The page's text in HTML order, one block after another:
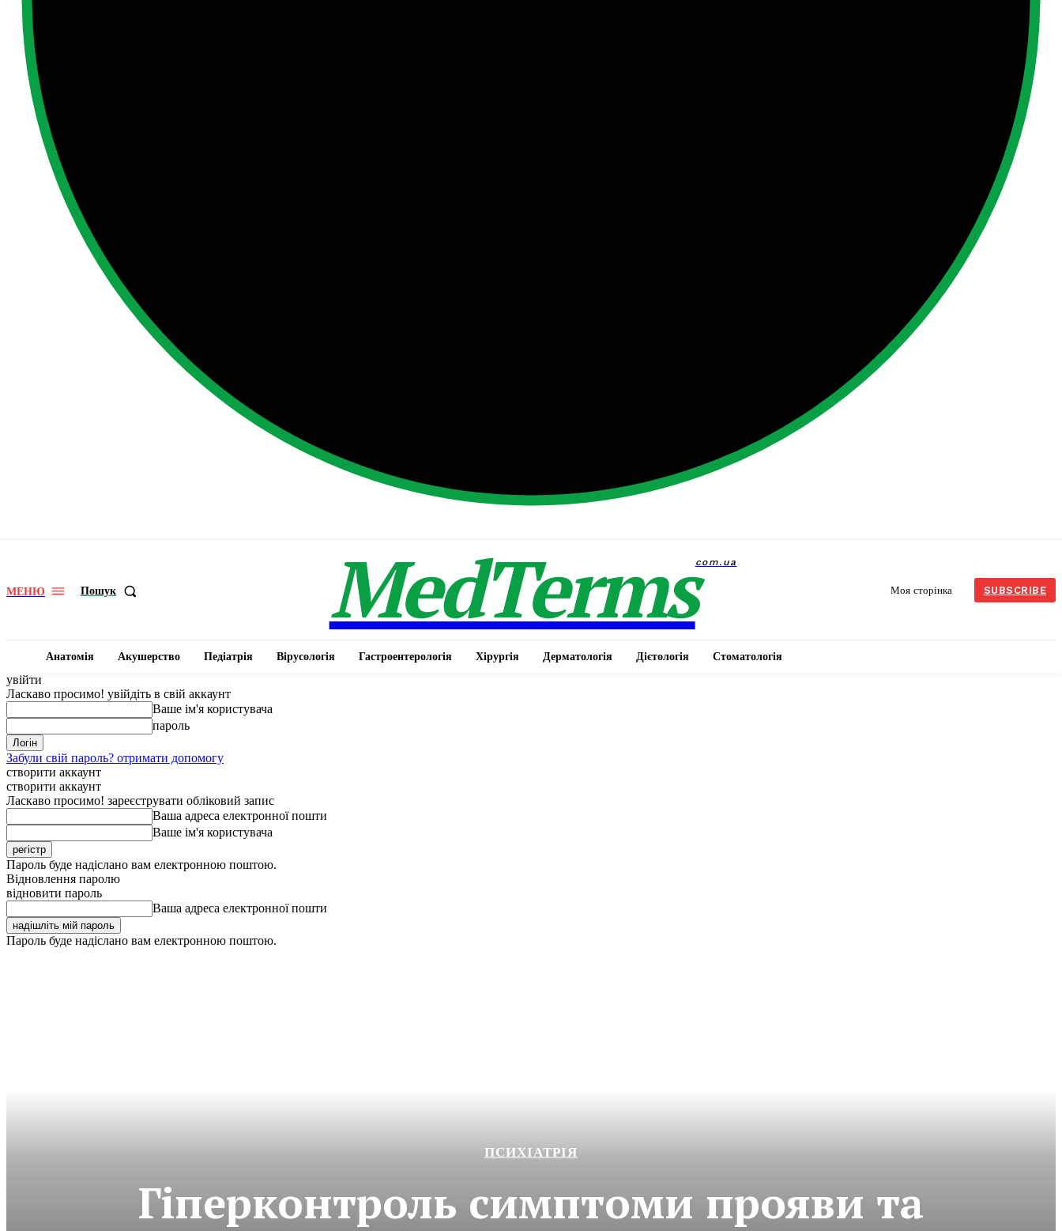
МЕНЮ Пошук MedTermscom.ua
Моя сторінка SUBSCRIBE
Анатомія Акушерство Педіатрія Вірусологія Гастроентерологія Хірургія Дерматологія Дієтологія Стоматологія
увійти
Ласкаво просимо! увійдіть в свій аккаунт
Ваше ім'я користувача
пароль
Забули свій пароль? отримати допомогу
створити аккаунт
створити аккаунт
Ласкаво просимо! зареєструвати обліковий запис
Ваша адреса електронної пошти
Ваше ім'я користувача
Пароль буде надіслано вам електронною поштою.
Відновлення паролю
відновити пароль
Ваша адреса електронної пошти
Пароль буде надіслано вам електронною поштою.
ПСИХІАТРІЯ
Гіперконтроль симптоми прояви та